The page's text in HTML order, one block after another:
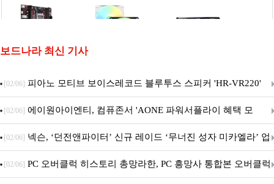
보드나라 최신 기사
[02/06] 피아노 모티브 보이스레코드 블루투스 스피커 'HR-VR220'
출시
[02/06] 에이원아이엔티, 컴퓨존서 'AONE 파워서플라이 혜택 모
음.ZIP' 이벤트 진행
[02/06] 넥슨, ‘던전앤파이터’ 신규 레이드 ‘무너진 성자 미카엘라’ 업
데이트!
[02/06] PC 오버클럭 히스토리 총망라한, PC 흥망사 통합본 오버클럭